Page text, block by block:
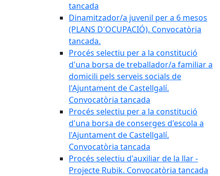
tancada
Dinamitzador/a juvenil per a 6 mesos
(PLANS D'OCUPACIÓ). Convocatòria
tancada.
Procés selectiu per a la constitució
d'una borsa de treballador/a familiar a
domicili pels serveis socials de
l'Ajuntament de Castellgalí.
Convocatòria tancada
Procés selectiu per a la constitució
d'una borsa de conserges d'escola a
l'Ajuntament de Castellgalí.
Convocatòria tancada
Procés selectiu d'auxiliar de la llar -
Projecte Rubik. Convocatòria tancada